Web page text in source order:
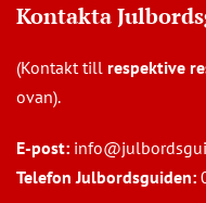
Kontakta
(Kontakt till respektive
ovan).
E-post:
Telefon Julbordsguiden: